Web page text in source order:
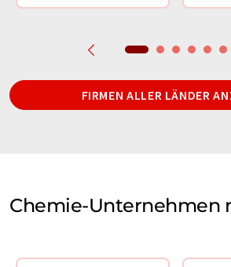
FIRMEN ALLER LÄNDER
Chemie-Unternehmen